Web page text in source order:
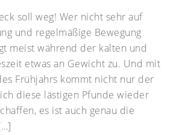
soll weg! Wer nicht sehr auf
und regelmäßige Bewegung
meist während der kalten und
etwas an Gewicht zu. Und mit
Frühjahrs kommt nicht nur der
diese lästigen Pfunde wieder
es ist auch genau die